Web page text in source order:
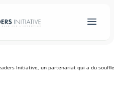
Initiative, un partenariat qui a du